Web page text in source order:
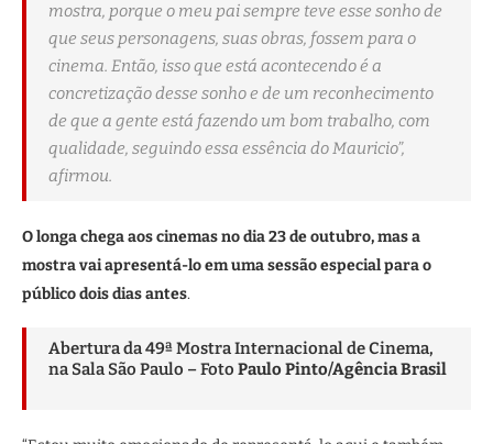
mostra, porque o meu pai sempre teve esse sonho de
que seus personagens, suas obras, fossem para o
cinema. Então, isso que está acontecendo é a
concretização desse sonho e de um reconhecimento
de que a gente está fazendo um bom trabalho, com
qualidade, seguindo essa essência do Mauricio”,
afirmou.
O longa chega aos cinemas no dia 23 de outubro, mas a
mostra vai apresentá-lo em uma sessão especial para o
público dois dias antes.
Abertura da 49ª Mostra Internacional de Cinema,
na Sala São Paulo – Foto Paulo Pinto/Agência Brasil